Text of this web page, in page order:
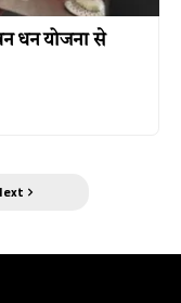
धन योजना से